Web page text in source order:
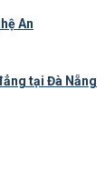
An
tại Đà Nẵng